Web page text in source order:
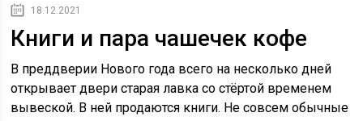
18.12.2021
Книги и пара чашечек кофе
В преддверии Нового года всего на несколько дней
открывает двери старая лавка со стёртой временем
вывеской. В ней продаются книги. Не совсем обычные